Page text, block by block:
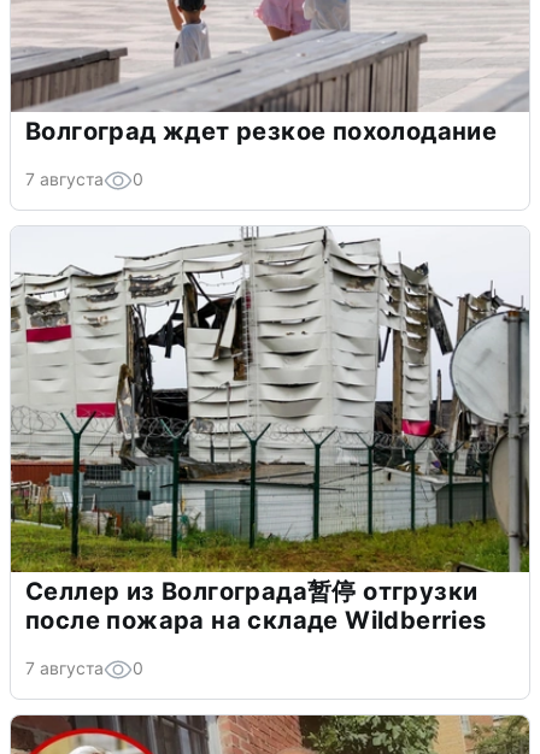
Волгоград ждет резкое похолодание
7 августа 0
Селлер из Волгограда暂停 отгрузки
после пожара на складе Wildberries
7 августа 0